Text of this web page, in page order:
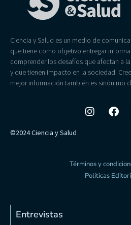
Ciencia y Salud es un medio de
que tiene como objetivo entregar
comprender los desafíos que afectan a
y que tienen impacto en la sociedad.
mejor información también es sinónimo
©2024 Ciencia y Salud
Términos y
Políticas
Entrevistas